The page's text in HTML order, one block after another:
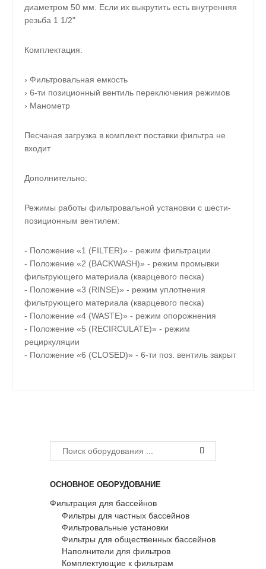
диаметром 50 мм. Если их выкрутить есть внутренняя
резьба 1 1/2"
Комплектация:
› Фильтровальная емкость
› 6-ти позиционный вентиль переключения режимов
› Манометр
Песчаная загрузка в комплект поставки фильтра не
входит
Дополнительно:
Режимы работы фильтровальной установки с шести-
позиционным вентилем:
- Положение «1 (FILTER)» - режим фильтрации
- Положение «2 (BACKWASH)» - режим промывки
фильтрующего материала (кварцевого песка)
- Положение «3 (RINSE)» - режим уплотнения
фильтрующего материала (кварцевого песка)
- Положение «4 (WASTE)» - режим опорожнения
- Положение «5 (RECIRCULATE)» - режим
рециркуляции
- Положение «6 (CLOSED)» - 6-ти поз. вентиль закрыт
ОСНОВНОЕ ОБОРУДОВАНИЕ
Фильтрация для бассейнов
Фильтры для частных бассейнов
Фильтровальные установки
Фильтры для общественных бассейнов
Наполнители для фильтров
Комплектующие к фильтрам